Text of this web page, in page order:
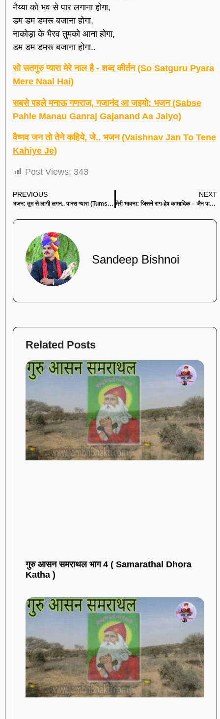
नैय्या को भव से पार लगाना होगा,
डम डम डमरू बजाना होगा,
नाकोड़ा के भैरव तुमको आना होगा,
डम डम डमरू बजाना होगा..
सो सतगुरु प्यारा मेरे नाल है - शब्द कीर्तन (So Satguru Pyara
Mere Naal Hai)
सबसे पहले मनाऊ गणराज, गजानंद आ जइयो: भजन (Sabse
Pahle Manau Ganraj Gajanand Aa Jaiyo)
वैष्णव जन तो तेने कहिये, जे.. भजन (Vaishnav Jan To Tene
Kahiye Je)
Post Views: 343
PREVIOUS
भजन: तुम से लागी लगन.. पारस प्यारा (Tumse Lagi Lagan Le Lo Apni Sharan Paras Pyara)
NEXT
मेरी भावना: जिसने राग-द्वेष कामादिक – जैन पाठ (Meri Bawana – Jisne Raag Dwesh Jain Path)
Sandeep Bishnoi
Related Posts
गुरु आसन समराथल भाग 4 ( Samarathal Dhora
Katha )